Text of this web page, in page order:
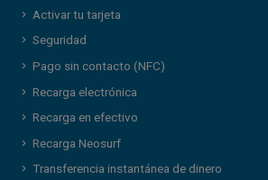
Activar tu tarjeta
Seguridad
Pago sin contacto (NFC)
Recarga electrónica
Recarga en efectivo
Recarga Neosurf
Transferencia instantánea de dinero